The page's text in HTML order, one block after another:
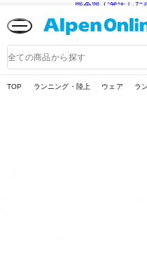
熊本県で発生した
品
検
TOP ランニング・陸上 ウェア ラ